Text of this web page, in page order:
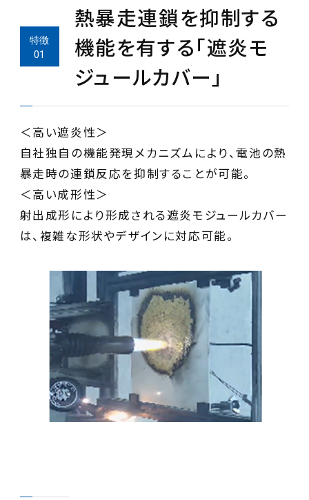
熱暴走連鎖を抑制する
機能を有する「遮炎モ
ジュールカバー」
＜高い遮炎性＞
自社独自の機能発現メカニズムにより、電池の熱
暴走時の連鎖反応を抑制することが可能。
＜高い成形性＞
射出成形により形成される遮炎モジュールカバー